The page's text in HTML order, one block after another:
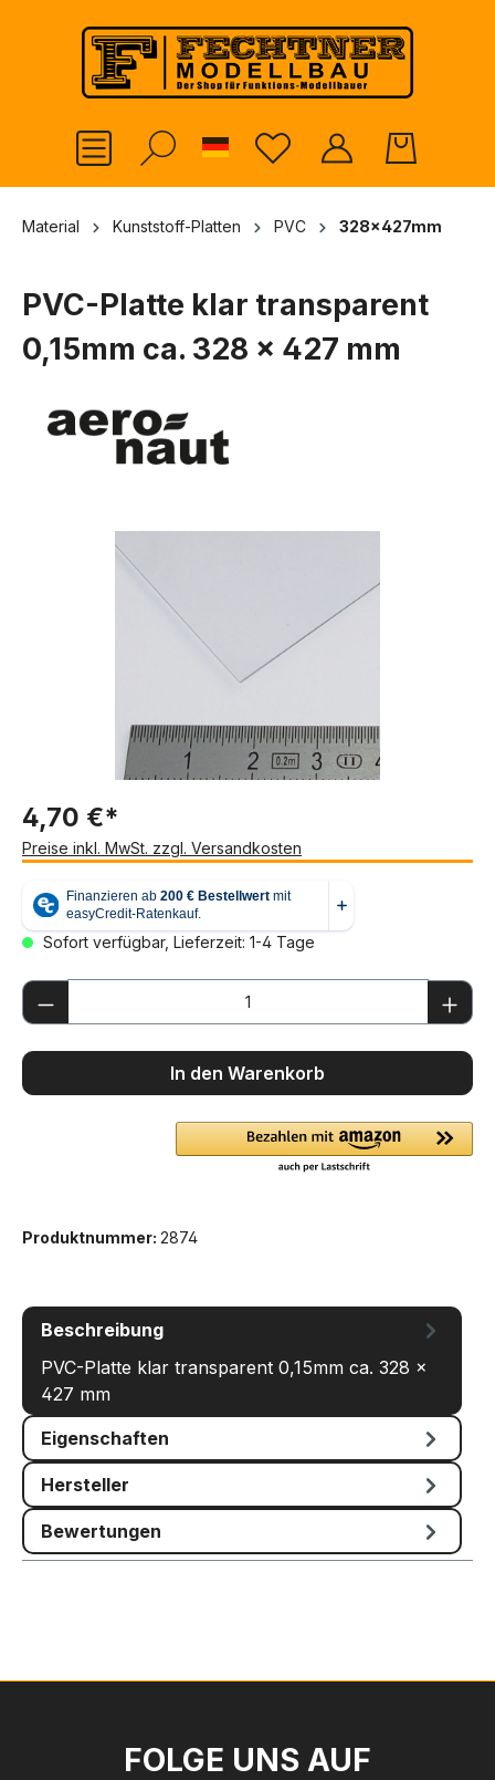
springen
German
Material Kunststoff-Platten PVC 328x427mm
PVC-Platte klar transparent
0,15mm ca. 328 x 427 mm
Bildergalerie überspringen
4,70 €*
Preise inkl. MwSt. zzgl. Versandkosten
Sofort verfügbar, Lieferzeit: 1-4 Tage
Produkt Anzahl: Gib den gewünschten
In den Warenkorb
Produktnummer: 2874
Beschreibung
PVC-Platte klar transparent 0,15mm ca. 328 x
427 mm
Eigenschaften
Hersteller
Bewertungen
FOLGE UNS AUF